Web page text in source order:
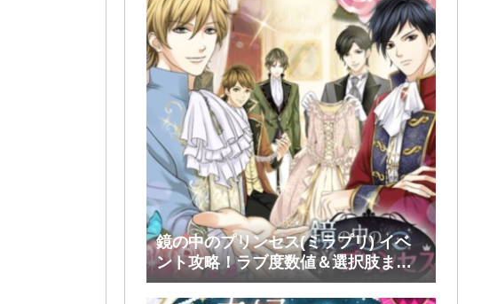
鏡の中のプリンセス(ミラプリ) イベ
ント攻略！ラブ度数値＆選択肢まと
め！